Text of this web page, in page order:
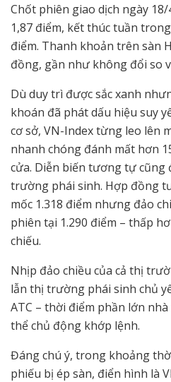
Chốt phiên giao dịch ngày
1,87 điểm, kết thúc tuần
điểm. Thanh khoản trên sàn
đồng, gần như không đổi so
Dù duy trì được sắc xanh
khoán đã phát dấu hiệu suy
cơ sở, VN-Index từng leo lên
nhanh chóng đánh mất hơn
cửa. Diễn biến tương tự
trường phái sinh. Hợp đồng
mốc 1.318 điểm nhưng đảo
phiên tại 1.290 điểm – thấp
chiếu.
Nhịp đảo chiều của cả thị
lẫn thị trường phái sinh chủ
ATC – thời điểm phần lớn
thể chủ động khớp lệnh.
Đáng chú ý, trong khoảng
phiếu bị ép sàn, điển hình là